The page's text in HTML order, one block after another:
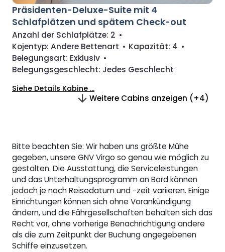
Präsidenten-Deluxe-Suite mit 4
Schlafplätzen und spätem Check-out
Anzahl der Schlafplätze: 2 •
Kojentyp: Andere Bettenart • Kapazität: 4 •
Belegungsart: Exklusiv •
Belegungsgeschlecht: Jedes Geschlecht
Siehe Details Kabine ...
Weitere Cabins anzeigen (+4)
Bitte beachten Sie: Wir haben uns größte Mühe
gegeben, unsere GNV Virgo so genau wie möglich zu
gestalten. Die Ausstattung, die Serviceleistungen
und das Unterhaltungsprogramm an Bord können
jedoch je nach Reisedatum und -zeit variieren. Einige
Einrichtungen können sich ohne Vorankündigung
ändern, und die Fährgesellschaften behalten sich das
Recht vor, ohne vorherige Benachrichtigung andere
als die zum Zeitpunkt der Buchung angegebenen
Schiffe einzusetzen.